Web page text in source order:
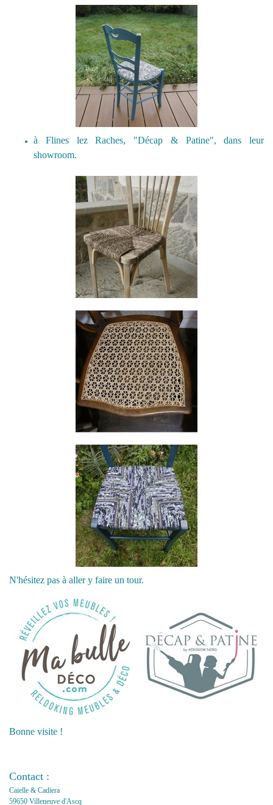
à Flines lez Raches, "Décap & Patine", dans leur
showroom.
N'hésitez pas à aller y faire un tour.
Bonne visite !
Contact :
Caielle & Cadiera
59650 Villeneuve d'Ascq